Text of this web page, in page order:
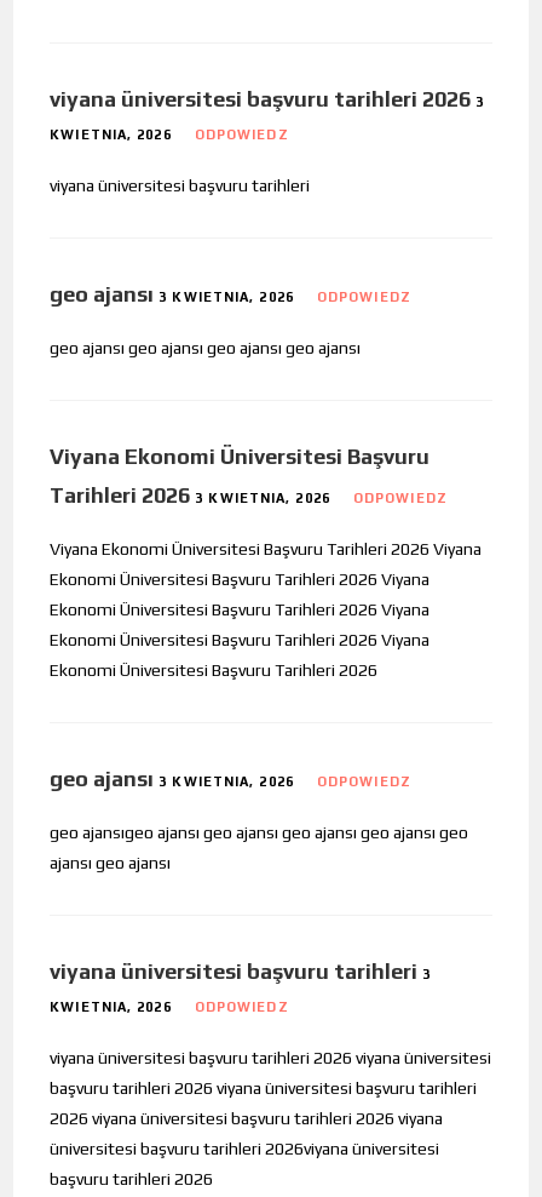
viyana üniversitesi başvuru tarihleri 2026 3
KWIETNIA, 2026 ODPOWIEDZ
viyana üniversitesi başvuru tarihleri
geo ajansı 3 KWIETNIA, 2026 ODPOWIEDZ
geo ajansı geo ajansı geo ajansı geo ajansı
Viyana Ekonomi Üniversitesi Başvuru
Tarihleri 2026 3 KWIETNIA, 2026 ODPOWIEDZ
Viyana Ekonomi Üniversitesi Başvuru Tarihleri 2026 Viyana
Ekonomi Üniversitesi Başvuru Tarihleri 2026 Viyana
Ekonomi Üniversitesi Başvuru Tarihleri 2026 Viyana
Ekonomi Üniversitesi Başvuru Tarihleri 2026 Viyana
Ekonomi Üniversitesi Başvuru Tarihleri 2026
geo ajansı 3 KWIETNIA, 2026 ODPOWIEDZ
geo ajansıgeo ajansı geo ajansı geo ajansı geo ajansı geo
ajansı geo ajansı
viyana üniversitesi başvuru tarihleri 3
KWIETNIA, 2026 ODPOWIEDZ
viyana üniversitesi başvuru tarihleri 2026 viyana üniversitesi
başvuru tarihleri 2026 viyana üniversitesi başvuru tarihleri
2026 viyana üniversitesi başvuru tarihleri 2026 viyana
üniversitesi başvuru tarihleri 2026viyana üniversitesi
başvuru tarihleri 2026